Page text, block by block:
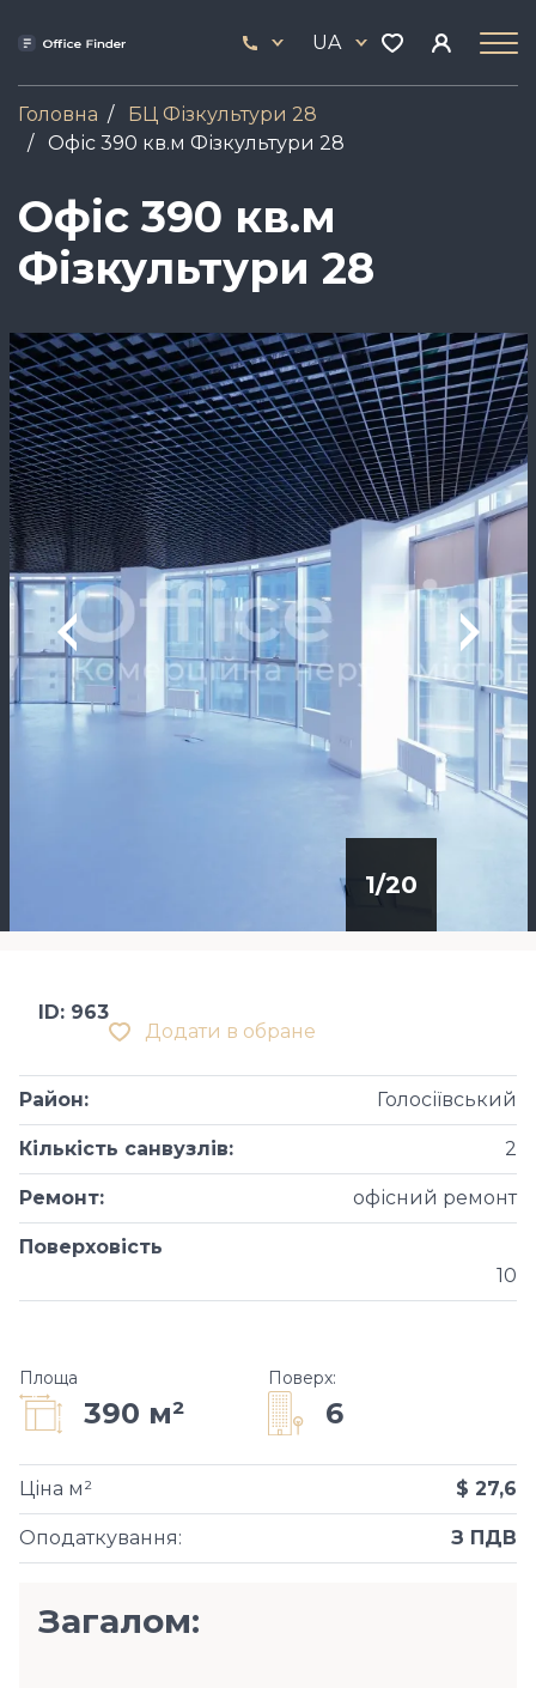
17
UA
Головна
БЦ Фізкультури 28
Офіс 390 кв.м Фізкультури 28
Офіс 390 кв.м
Фізкультури 28
Зображення
1/20
Додати в обране
ID: 963
Район: Голосіївський
Кількість санвузлів: 2
Ремонт: офісний ремонт
Поверховість
10
Площа
390 м²
Поверх:
6
Оподаткування: З ПДВ
Ціна м² $ 27,6
Загалом: